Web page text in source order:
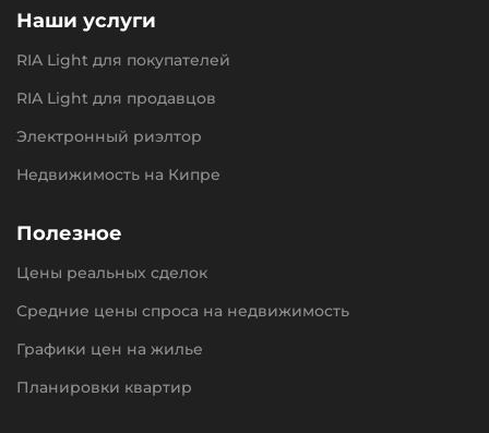
Наши услуги
RIA Light для покупателей
RIA Light для продавцов
Электронный риэлтор
Недвижимость на Кипре
Полезное
Цены реальных сделок
Средние цены спроса на недвижимость
Графики цен на жилье
Планировки квартир